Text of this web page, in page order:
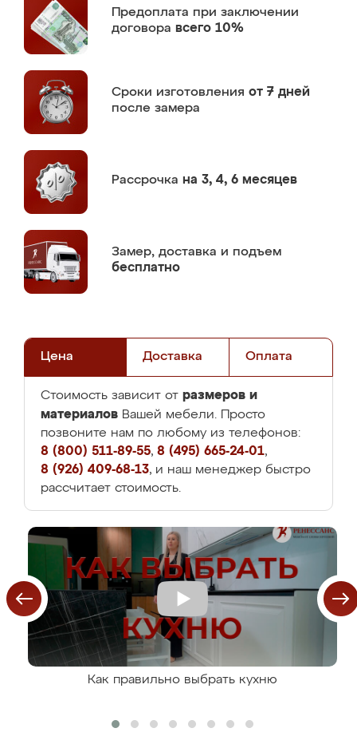
Предоплата при заключении
договора всего 10%
Сроки изготовления от 7 дней
после замера
Рассрочка на 3, 4, 6 месяцев
Замер, доставка и подъем
бесплатно
Цена Доставка Оплата
Стоимость зависит от размеров и
материалов Вашей мебели. Просто
позвоните нам по любому из телефонов:
8 (800) 511-89-55, 8 (495) 665-24-01,
8 (926) 409-68-13, и наш менеджер быстро
рассчитает стоимость.
Как правильно выбрать кухню